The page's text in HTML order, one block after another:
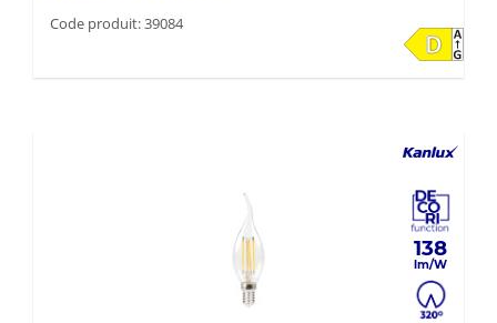
Code produit: 39084
138